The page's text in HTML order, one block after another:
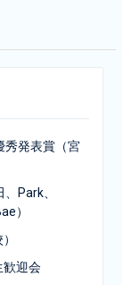
秀発表賞（宮
Park、
）
歓迎会